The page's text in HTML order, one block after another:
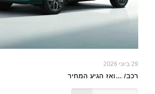
29 ביוני 2026
רכב/ …ואז הגיע המחיר